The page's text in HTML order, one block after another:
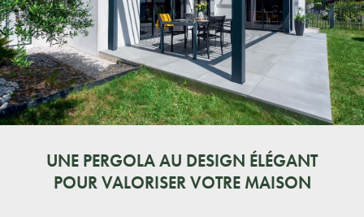
UNE PERGOLA AU DESIGN ÉLÉGANT
POUR VALORISER VOTRE MAISON